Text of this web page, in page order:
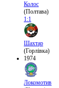
Колос
(Полтава)
1:1
Шахтар
(Горлівка)
1974
Локомотив